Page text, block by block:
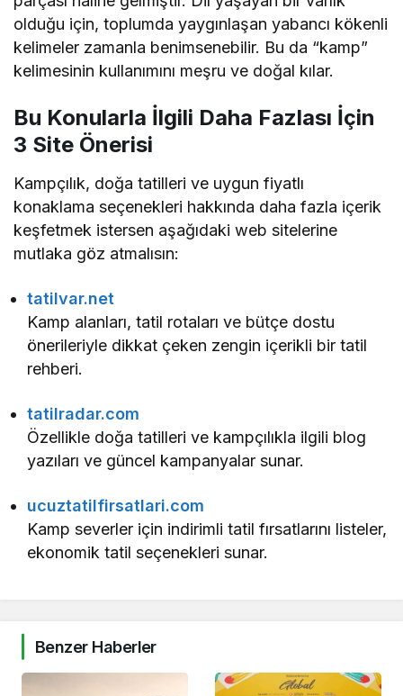
olduğu için, toplumda yaygınlaşan yabancı kökenli
kelimeler zamanla benimsenebilir. Bu da “kamp”
kelimesinin kullanımını meşru ve doğal kılar.
Bu Konularla İlgili Daha Fazlası İçin
3 Site Önerisi
Kampçılık, doğa tatilleri ve uygun fiyatlı
konaklama seçenekleri hakkında daha fazla içerik
keşfetmek istersen aşağıdaki web sitelerine
mutlaka göz atmalısın:
tatilvar.net
Kamp alanları, tatil rotaları ve bütçe dostu
önerileriyle dikkat çeken zengin içerikli bir tatil
rehberi.
tatilradar.com
Özellikle doğa tatilleri ve kampçılıkla ilgili blog
yazıları ve güncel kampanyalar sunar.
ucuztatilfirsatlari.com
Kamp severler için indirimli tatil fırsatlarını listeler,
ekonomik tatil seçenekleri sunar.
Benzer Haberler